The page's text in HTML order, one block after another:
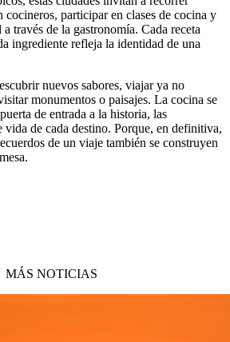
cocineros, participar en clases de cocina y
través de la gastronomía. Cada receta
ingrediente refleja la identidad de una
nuevos sabores, viajar ya no
monumentos o paisajes. La cocina se
de entrada a la historia, las
de cada destino. Porque, en definitiva,
de un viaje también se construyen
MÁS NOTICIAS